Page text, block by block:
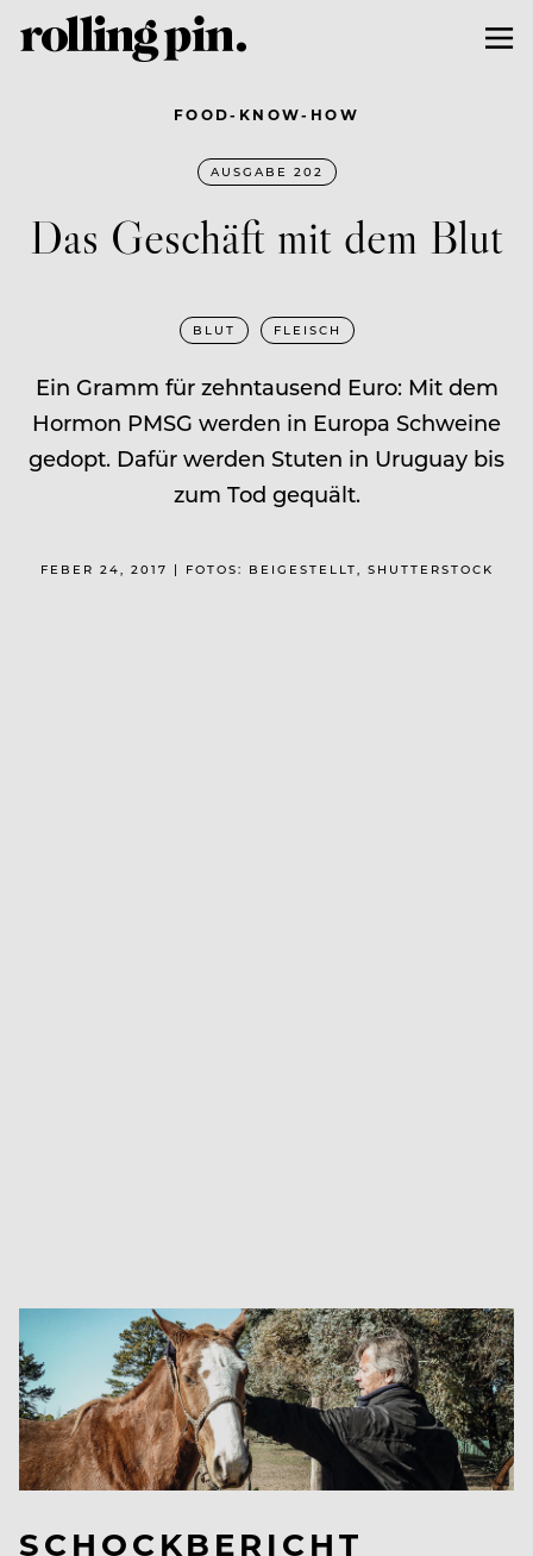
FOOD-KNOW-HOW
AUSGABE 202
Das Geschäft mit dem Blut
BLUT FLEISCH
Ein Gramm für ­zehntausend Euro: Mit dem
Hormon PMSG werden in Europa Schweine
gedopt. Dafür werden Stuten in Uruguay bis
zum Tod gequält.
FEBER 24, 2017 | FOTOS: BEIGESTELLT, SHUTTERSTOCK
SCHOCKBERICHT